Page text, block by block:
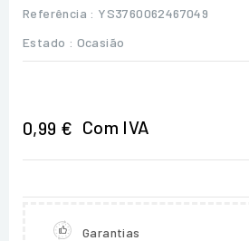
Referência : YS3760062467049
Estado : Ocasião
0,99 € Com IVA
Garantias